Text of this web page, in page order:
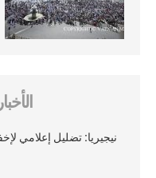
نيجيريا: تضليل إعلامي